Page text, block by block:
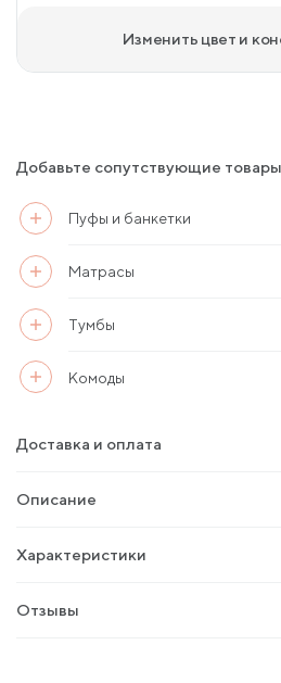
Изменить цвет и
Добавьте сопутствующие
Пуфы и банкетки
Матрасы
Тумбы
Комоды
Доставка и оплата
Описание
Характеристики
Отзывы